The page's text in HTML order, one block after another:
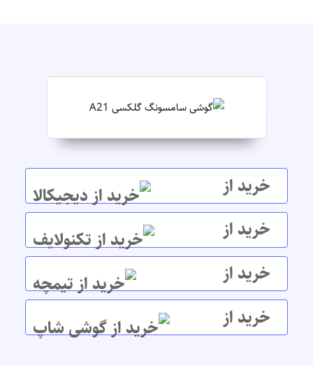
خرید از
خرید از
خرید از
خرید از